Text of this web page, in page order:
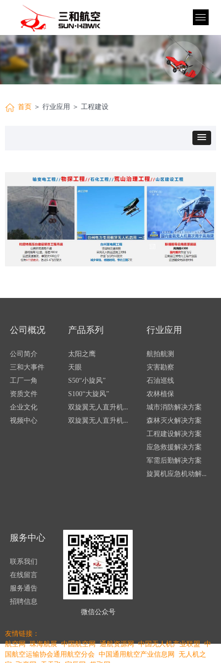
首页 ＞ 行业应用 ＞ 工程建设
微信公众号
公司简介
三和大事件
工厂一角
资质文件
企业文化
视频中心
公司概况
太阳之鹰
天眼
S50“小旋风”
S100“大旋风”
双旋翼无人直升机—SG500
双旋翼无人直升机—S750
产品系列
航拍航测
灾害勘察
石油巡线
农林植保
城市消防解决方案
森林灭火解决方案
工程建设解决方案
应急救援解决方案
军需后勤解决方案
旋翼机应急机动解决方案
行业应用
服务中心
联系我们
在线留言
服务通告
招聘信息
友情链接：
航空网 珠海航展 中国航空网 通航资源网 中国无人机产业联盟 中
国航空运输协会通用航空分会 中国通用航空产业信息网 无人机之